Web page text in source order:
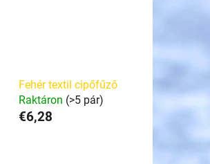
Fehér textil cipőfűző
Raktáron (>5 pár)
€6,28